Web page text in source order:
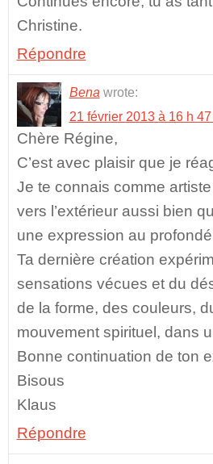
Christine.
Répondre
Bena wrote:
21 février 2013 à 16 h
Chère Régine,
C’est avec plaisir que je
Je te connais comme
vers l’extérieur aussi bien
une expression au
Ta dernière création
sensations vécues et du
de la forme, des couleurs,
mouvement spirituel, dans
Bonne continuation de ton
Bisous
Klaus
Répondre